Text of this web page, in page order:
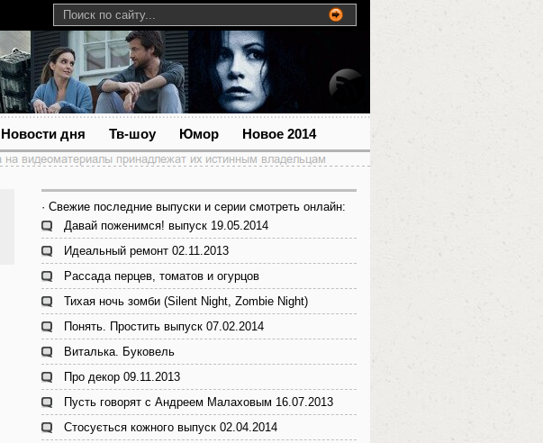
Новости дня Тв-шоу Юмор Новое 2014
· Свежие последние выпуски и серии смотреть онлайн:
Давай поженимся! выпуск 19.05.2014
Идеальный ремонт 02.11.2013
Рассада перцев, томатов и огурцов
Тихая ночь зомби (Silent Night, Zombie Night)
Понять. Простить выпуск 07.02.2014
Виталька. Буковель
Про декор 09.11.2013
Пусть говорят с Андреем Малаховым 16.07.2013
Стосується кожного выпуск 02.04.2014